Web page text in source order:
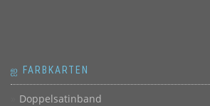
ஐ FARBKARTEN
Doppelsatinband